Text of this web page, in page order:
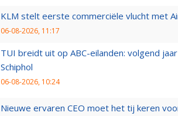
KLM stelt eerste commerciële vlucht met
06-08-2026, 11:17
TUI breidt uit op ABC-eilanden: volgend
Schiphol
06-08-2026, 10:24
Nieuwe ervaren CEO moet het tij keren